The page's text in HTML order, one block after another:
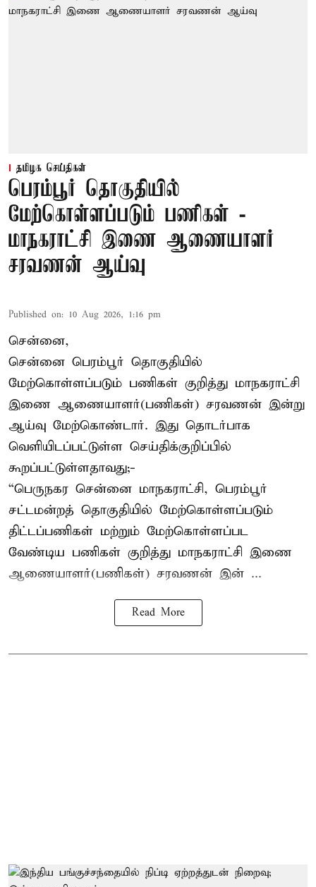
தமிழக செய்திகள்
பெரம்பூர் தொகுதியில்
மேற்கொள்ளப்படும் பணிகள் -
மாநகராட்சி இணை ஆணையாளர்
சரவணன் ஆய்வு
Published on: 10 Aug 2026, 1:16 pm
சென்னை,
சென்னை பெரம்பூர் தொகுதியில்
மேற்கொள்ளப்படும் பணிகள் குறித்து மாநகராட்சி
இணை ஆணையாளர்(பணிகள்) சரவணன் இன்று
ஆய்வு மேற்கொண்டார். இது தொடர்பாக
வெளியிடப்பட்டுள்ள செய்திக்குறிப்பில்
கூறப்பட்டுள்ளதாவது;-
“பெருநகர சென்னை மாநகராட்சி, பெரம்பூர்
சட்டமன்றத் தொகுதியில் மேற்கொள்ளப்படும்
திட்டப்பணிகள் மற்றும் மேற்கொள்ளப்பட
வேண்டிய பணிகள் குறித்து மாநகராட்சி இணை
ஆணையாளர்(பணிகள்) சரவணன் இன் ...
Read More